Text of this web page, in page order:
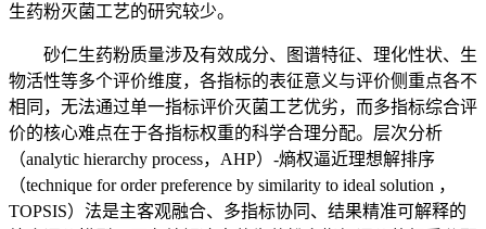
生药粉灭菌工艺的研究较少。
砂仁生药粉质量涉及有效成分、图谱特征、理化性状、生
物活性等多个评价维度，各指标的表征意义与评价侧重点各不
相同，无法通过单一指标评价灭菌工艺优劣，而多指标综合评
价的核心难点在于各指标权重的科学合理分配。层次分析
（analytic hierarchy process，AHP）-熵权逼近理想解排序
（technique for order preference by similarity to ideal solution ，
TOPSIS）法是主客观融合、多指标协同、结果精准可解释的